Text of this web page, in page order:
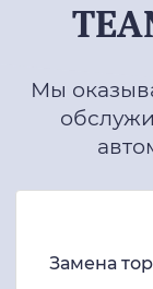
Мы
Замена